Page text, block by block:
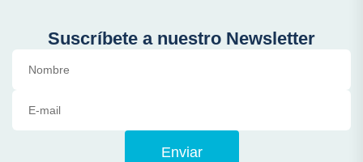
Suscríbete a nuestro Newsletter
Enviar